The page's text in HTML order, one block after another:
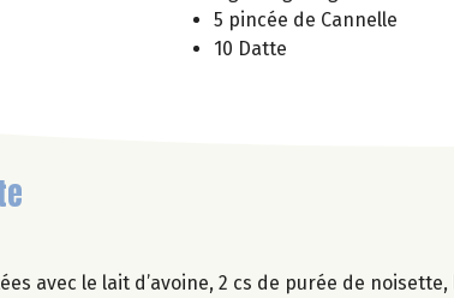
5 pincée de Cannelle
10 Datte
avec le lait d’avoine, 2 cs de purée de